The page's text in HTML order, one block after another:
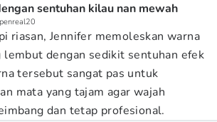
sentuhan kilau nan mewah
riasan, Jennifer memoleskan warna
lembut dengan sedikit sentuhan efek
tersebut sangat pas untuk
mata yang tajam agar wajah
dan tetap profesional.